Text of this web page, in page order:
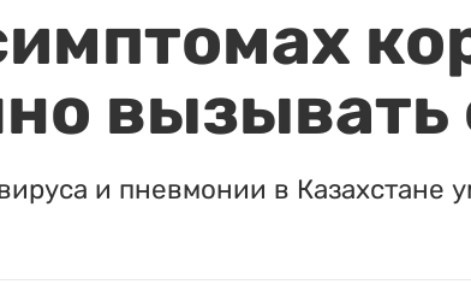
вызывать
и пневмонии в Казахстане